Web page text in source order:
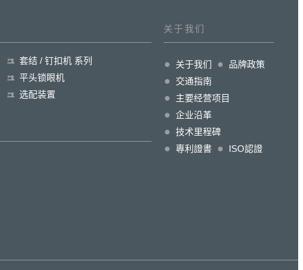
套结 / 钉扣机 系列
平头锁眼机
选配装置
关于我们
关于我们
品牌政策
交通指南
主要经营项目
企业沿革
技术里程碑
專利證書
ISO認證